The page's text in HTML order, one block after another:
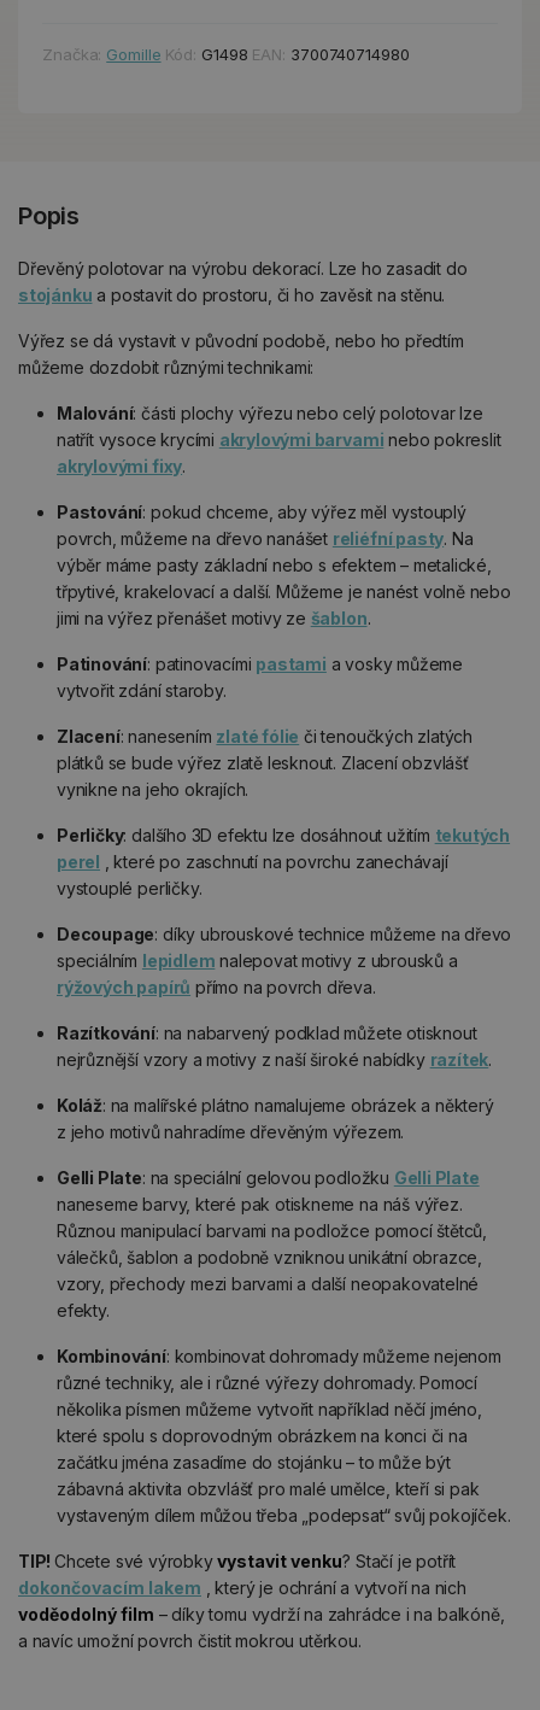
Značka: Gomille Kód: G1498 EAN: 3700740714980
Popis
Dřevěný polotovar na výrobu dekorací. Lze ho zasadit do
stojánku a postavit do prostoru, či ho zavěsit na stěnu.
Výřez se dá vystavit v původní podobě, nebo ho předtím
můžeme dozdobit různými technikami:
Malování: části plochy výřezu nebo celý polotovar lze
natřít vysoce krycími akrylovými barvami nebo pokreslit
akrylovými fixy.
Pastování: pokud chceme, aby výřez měl vystouplý
povrch, můžeme na dřevo nanášet reliéfní pasty. Na
výběr máme pasty základní nebo s efektem – metalické,
třpytivé, krakelovací a další. Můžeme je nanést volně nebo
jimi na výřez přenášet motivy ze šablon.
Patinování: patinovacími pastami a vosky můžeme
vytvořit zdání staroby.
Zlacení: nanesením zlaté fólie či tenoučkých zlatých
plátků se bude výřez zlatě lesknout. Zlacení obzvlášť
vynikne na jeho okrajích.
Perličky: dalšího 3D efektu lze dosáhnout užitím tekutých
perel , které po zaschnutí na povrchu zanechávají
vystouplé perličky.
Decoupage: díky ubrouskové technice můžeme na dřevo
speciálním lepidlem nalepovat motivy z ubrousků a
rýžových papírů přímo na povrch dřeva.
Razítkování: na nabarvený podklad můžete otisknout
nejrůznější vzory a motivy z naší široké nabídky razítek.
Koláž: na malířské plátno namalujeme obrázek a některý
z jeho motivů nahradíme dřevěným výřezem.
Gelli Plate: na speciální gelovou podložku Gelli Plate
naneseme barvy, které pak otiskneme na náš výřez.
Různou manipulací barvami na podložce pomocí štětců,
válečků, šablon a podobně vzniknou unikátní obrazce,
vzory, přechody mezi barvami a další neopakovatelné
efekty.
Kombinování: kombinovat dohromady můžeme nejenom
různé techniky, ale i různé výřezy dohromady. Pomocí
několika písmen můžeme vytvořit například něčí jméno,
které spolu s doprovodným obrázkem na konci či na
začátku jména zasadíme do stojánku – to může být
zábavná aktivita obzvlášť pro malé umělce, kteří si pak
vystaveným dílem můžou třeba „podepsat“ svůj pokojíček.
TIP! Chcete své výrobkyvystavit venku? Stačí je potřít
dokončovacím lakem , který je ochrání a vytvoří na nich
voděodolný film – díky tomu vydrží na zahrádce i na balkóně,
a navíc umožní povrch čistit mokrou utěrkou.